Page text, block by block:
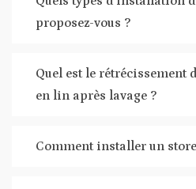
proposez-vous ?
Quel est le rétrécissement
en lin après lavage ?
Comment installer un